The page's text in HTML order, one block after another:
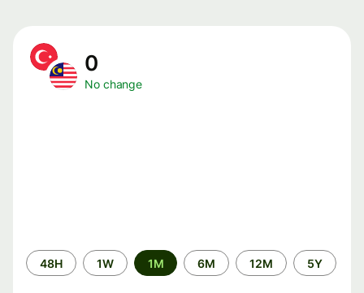
0
No change
Time
period
48H 1W 1M 6M 12M 5Y